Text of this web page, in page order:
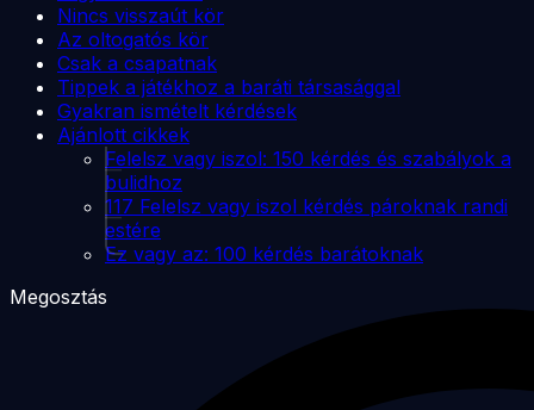
Nincs visszaút kör
Az oltogatós kör
Csak a csapatnak
Tippek a játékhoz a baráti társasággal
Gyakran ismételt kérdések
Ajánlott cikkek
Felelsz vagy iszol: 150 kérdés és szabályok a
bulidhoz
117 Felelsz vagy iszol kérdés pároknak randi
estére
Ez vagy az: 100 kérdés barátoknak
Megosztás